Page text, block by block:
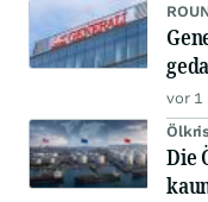
vor 1
Die